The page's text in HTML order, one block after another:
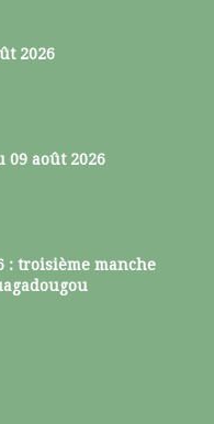
2026
09 août 2026
: troisième manche